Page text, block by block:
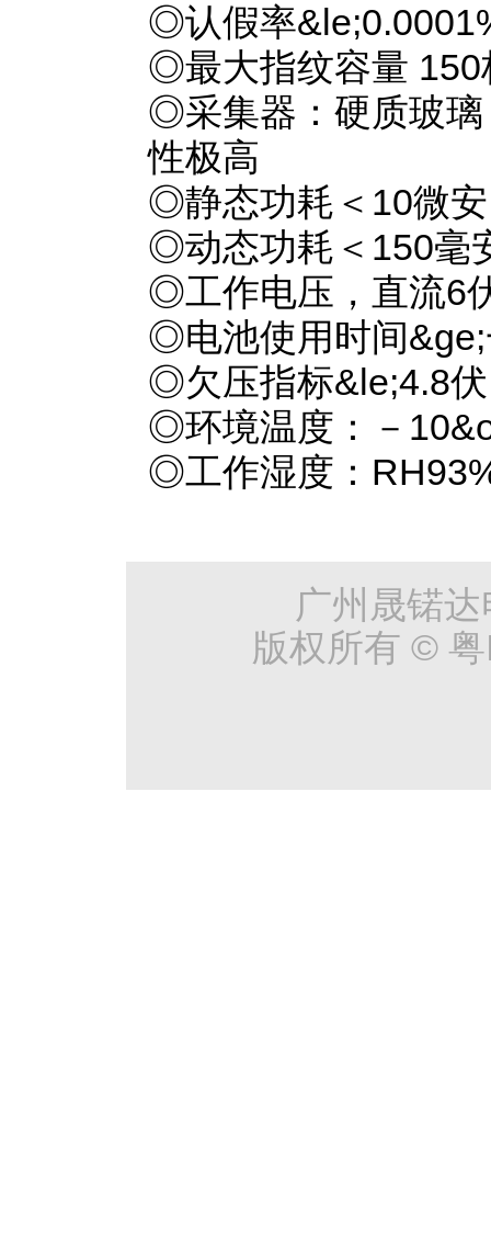
◎认假率
◎最大指纹容量 150
◎采集器：硬质玻璃
性极高
◎静态功耗＜10微安
◎动态功耗＜150毫
◎工作电压，直流6
◎电池使用时间
◎欠压指标&le;4.8伏
◎环境温度：－
◎工作湿度：
广州晟锘
版权所有 ©